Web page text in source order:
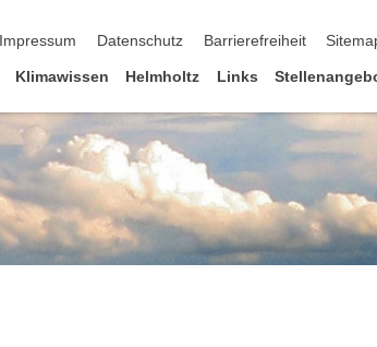
Impressum Datenschutz Barrierefreiheit
Klimawissen Helmholtz Links